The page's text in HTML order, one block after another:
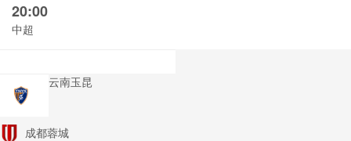
20:00
中超
云南玉昆
成都蓉城